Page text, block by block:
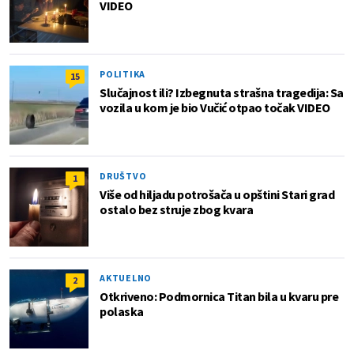
VIDEO
15 POLITIKA
Slučajnost ili? Izbegnuta strašna tragedija: Sa
vozila u kom je bio Vučić otpao točak VIDEO
1 DRUŠTVO
Više od hiljadu potrošača u opštini Stari grad
ostalo bez struje zbog kvara
2 AKTUELNO
Otkriveno: Podmornica Titan bila u kvaru pre
polaska